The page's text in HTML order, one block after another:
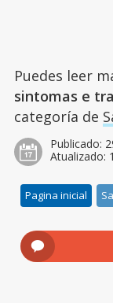
Puedes leer
sintomas e
categoría de
Publicado:
Atualizado:
Pagina inicial